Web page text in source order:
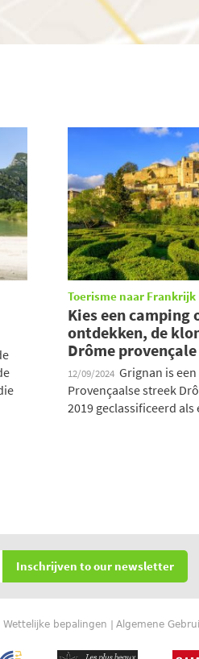
Toerisme naar Frankrijk
Kies een camping
ontdekken, de
Drôme provençale
12/09/2024 Grignan is
Provençaalse streek
2019 geclassificeerd als
Inschrijven to our newsletter
Wettelijke bepalingen Algemene